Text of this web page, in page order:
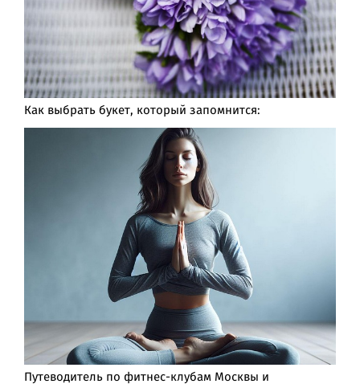
Как выбрать букет, который запомнится:
Путеводитель по фитнес-клубам Москвы и